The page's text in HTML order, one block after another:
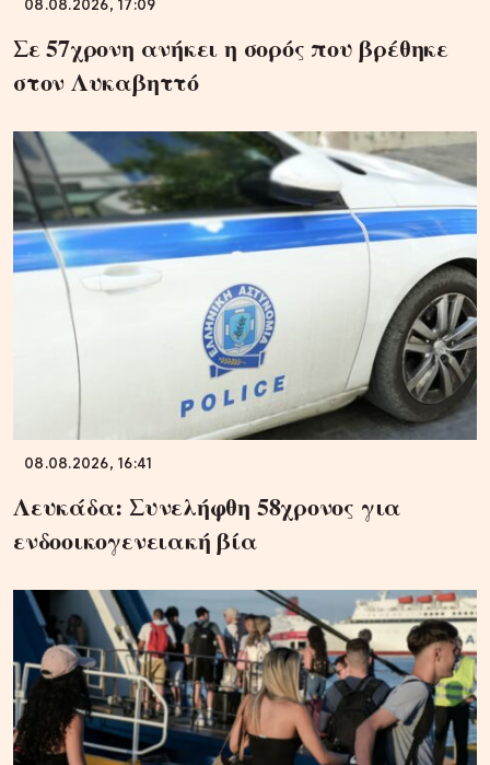
08.08.2026, 17:09
Σε 57χρονη ανήκει η σορός που βρέθηκε
στον Λυκαβηττό
08.08.2026, 16:41
Λευκάδα: Συνελήφθη 58χρονος για
ενδοοικογενειακή βία